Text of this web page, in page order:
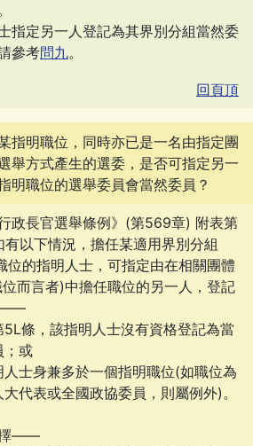
指定另一人登記為其界別分組當然委
參考問九。
回頁頂
指明職位，同時亦已是一名由指定團
舉方式產生的選委，是否可指定另一
明職位的選舉委員會當然委員？
政長官選舉條例》(第569章) 附表第
以下情況，擔任某適用界別分組
位的指明人士，可指定由在相關團體
而言者)中擔任職位的另一人，登記
——
5L條，該指明人士沒有資格登記為當
；或
人士身兼多於一個指明職位(如職位為
代表或全國政協委員，則屬例外)。
擇——